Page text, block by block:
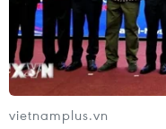
TIN CÙNG
Dữ liệu việc làm Mỹ
cho giá vàng trong
08/08/2026 04:29
vietnamplus.vn